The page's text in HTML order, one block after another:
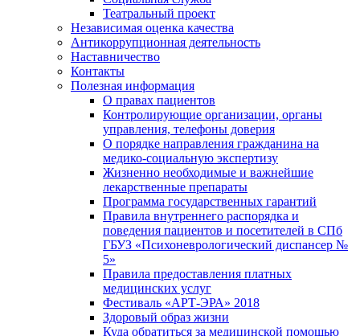
Театральный проект
Независимая оценка качества
Антикоррупционная деятельность
Наставничество
Контакты
Полезная информация
О правах пациентов
Контролирующие организации, органы
управления, телефоны доверия
О порядке направления гражданина на
медико-социальную экспертизу
Жизненно необходимые и важнейшие
лекарственные препараты
Программа государственных гарантий
Правила внутреннего распорядка и
поведения пациентов и посетителей в СПб
ГБУЗ «Психоневрологический диспансер №
5»
Правила предоставления платных
медицинских услуг
Фестиваль «АРТ-ЭРА» 2018
Здоровый образ жизни
Куда обратиться за медицинской помощью